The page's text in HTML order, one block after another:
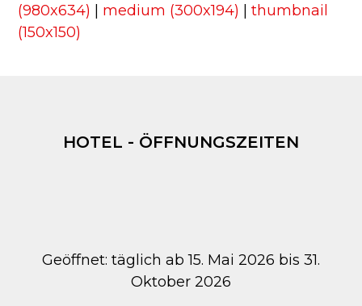
(980x634)
medium (300x194) |thumbnail
(150x150)
HOTEL - ÖFFNUNGSZEITEN
Geöffnet: täglich ab 15. Mai 2026 bis 31.
Oktober 2026